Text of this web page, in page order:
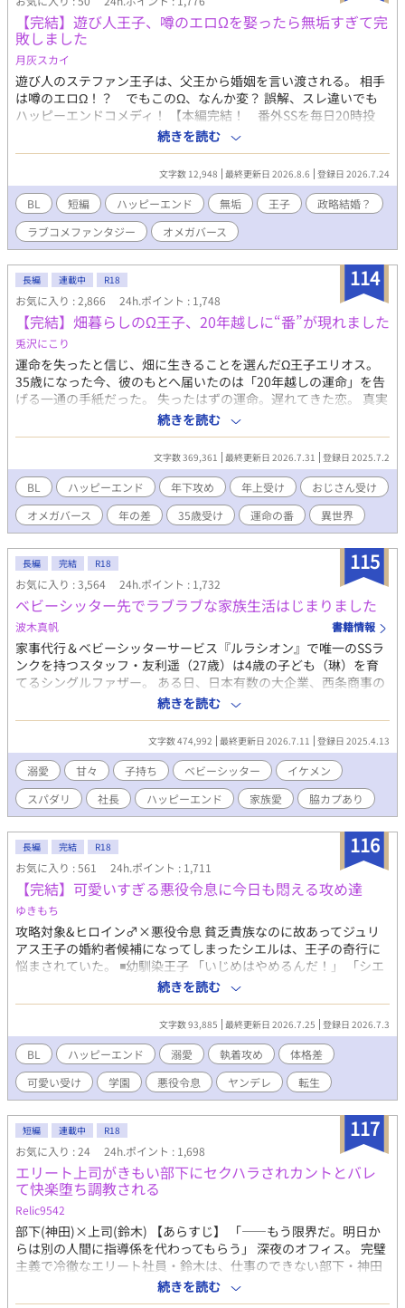
【完結】遊び人王子、噂のエロΩを娶ったら無垢すぎて完
敗しました
月灰スカイ
遊び人のステファン王子は、父王から婚姻を言い渡される。 相手
は噂のエロΩ！？ でもこのΩ、なんか変？ 誤解、スレ違いでも
ハッピーエンドコメディ！ 【本編完結！ 番外SSを毎日20時投
稿！】 R18話には※が付いています。 直接的な行為はありません
が、念のため付けています。
続きを読む
文字数 12,948 最終更新日 2026.8.6 登録日 2026.7.24
BL 短編 ハッピーエンド 無垢 王子
政略結婚？
ラブコメファンタジー
オメガバース
114
長編 連載中 R18
お気に入り : 2,866 24h.ポイント : 1,748
【完結】畑暮らしのΩ王子、20年越しに“番”が現れました
兎沢にこり
運命を失ったと信じ、畑に生きることを選んだΩ王子エリオス。
35歳になった今、彼のもとへ届いたのは「20年越しの運命」を告
げる一通の手紙だった。 失ったはずの運命。遅れてきた恋。 真実
を知るたびに、畑で生きた彼の心は再び熱を帯びていく――。 🌾
こちらの作品は更新型連載です。 感想・お気に入り登録、とても
励みになりますのでよろしくお願いします！
続きを読む
文字数 369,361 最終更新日 2026.7.31 登録日 2025.7.2
BL ハッピーエンド 年下攻め 年上受け
おじさん受け
オメガバース
年の差 35歳受け 運命の番 異世界
115
長編 完結 R18
お気に入り : 3,564 24h.ポイント : 1,732
ベビーシッター先でラブラブな家族生活はじまりました
波木真帆 書籍情報
家事代行＆ベビーシッターサービス『ルラシオン』で唯一のSSラ
ンクを持つスタッフ・友利遥（27歳）は4歳の子ども（琳）を育
てるシングルファザー。 ある日、日本有数の大企業、西条商事の
社長宅でのベビーシッター兼家事スタッフの依頼がきた。 拘束時
間が長いため琳に寂しい思いをさせるのではと迷いはあったもの
の、琳の優しい後押しがあって依頼を受けることにした。 恐ろし
く豪華なマンションで３歳の男の子のベビーシッターが始まり順
調な出だしだったがとんでもない事件が巻き起こり、しばらくの
間、琳も一緒に社長宅で住み込みで働くことに。でもなぜか一緒
に暮らし始めてから西条さんとラブラブな雰囲気になってき
て……。 シングルファザーのベビーシッターと子どもの扱いに慣
れていない社長とのイチャラブハッピーエンド小説です。 R18に
は※つけます。
続きを読む
文字数 474,992 最終更新日 2026.7.11 登録日 2025.4.13
溺愛 甘々 子持ち ベビーシッター
イケメン
スパダリ
社長 ハッピーエンド 家族愛 脇カプあり
116
長編 完結 R18
お気に入り : 561 24h.ポイント : 1,711
【完結】可愛いすぎる悪役令息に今日も悶える攻め達
ゆきもち
攻略対象&ヒロイン♂×悪役令息 貧乏貴族なのに故あってジュリ
アス王子の婚約者候補になってしまったシエルは、王子の奇行に
悩まされていた。 ◾️幼馴染王子 「いじめはやめるんだ！」 「シエ
ルは、嫉妬してこんな事したんだよな？」 ※設定のせいで最初は
空回りのやらかしばかりです。かっこいい攻めではありません
が、シエルへの愛は誰にも負けません！ ◾️ヒロイン♂ 注意！中身
はバリタチ 「セックスはスポーツだよ♪」 ◾️過保護な従者 「お前
は俺がいないと、何にも出来ないんだから」 ◾️弟（転生者） 「ー
ー 兄さんは僕が幸せにする！」 ◾️騎士団長の息子 「俺は貴方
の守護騎士です」 果たしてシエルは幸せになる事が出来るの
か……？ ★最終的には、やらかし王子とハッピーエンド予定で
す。 注意！ がっつり本番はありませんが、随所に、匂わせ、エ
ロが絡むシーン、攻めが変態になるシーンがあります。 ちょこち
ょこ出てくるので、話のタイトルに※はつけてません。 いつでも
何でもウェルカムな方、どうぞ宜しくお願いします。 後で気づい
てサイレント修正する場合があります。
続きを読む
文字数 93,885 最終更新日 2026.7.25 登録日 2026.7.3
BL ハッピーエンド 溺愛 執着攻め
体格差
可愛い受け
学園 悪役令息 ヤンデレ 転生
117
短編 連載中 R18
お気に入り : 24 24h.ポイント : 1,698
エリート上司がきもい部下にセクハラされカントとバレ
て快楽堕ち調教される
Relic9542
部下(神田)×上司(鈴木) 【あらすじ】 「――もう限界だ。明日か
らは別の人間に指導係を代わってもらう」 深夜のオフィス。 完璧
主義で冷徹なエリート社員・鈴木は、仕事のできない部下・神田
の指導係を降りることを宣言する。 神田は仕事でわざととしか思
えないミスを繰り返し、さらに事故と言い訳して鈴木に対してセ
続きを読む